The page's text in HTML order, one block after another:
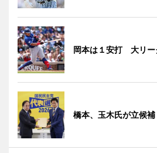
岡本は１安打 大リー
橋本、玉木氏が立候